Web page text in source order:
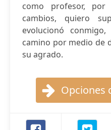
como profesor,
cambios, quiero
evolucionó
camino por medio de
su agrado.
Opciones